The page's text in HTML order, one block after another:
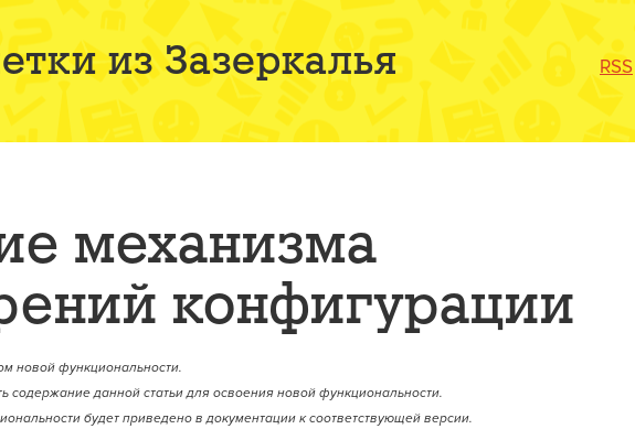
из Зазеркалья RSS
механизма
конфигурации
новой функциональности.
содержание данной статьи для освоения новой функциональности.
будет приведено в документации к соответствующей версии.